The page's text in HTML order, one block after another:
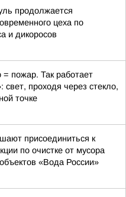
продолжается
цеха по
и дикоросов
пожар. Так работает
проходя через стекло,
точке
присоединиться к
по очистке от мусора
«Вода России»